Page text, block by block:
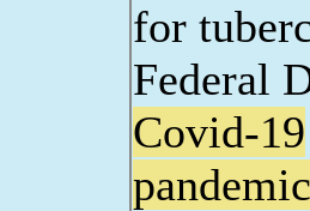
for
Federal
Covid-19
pandemic